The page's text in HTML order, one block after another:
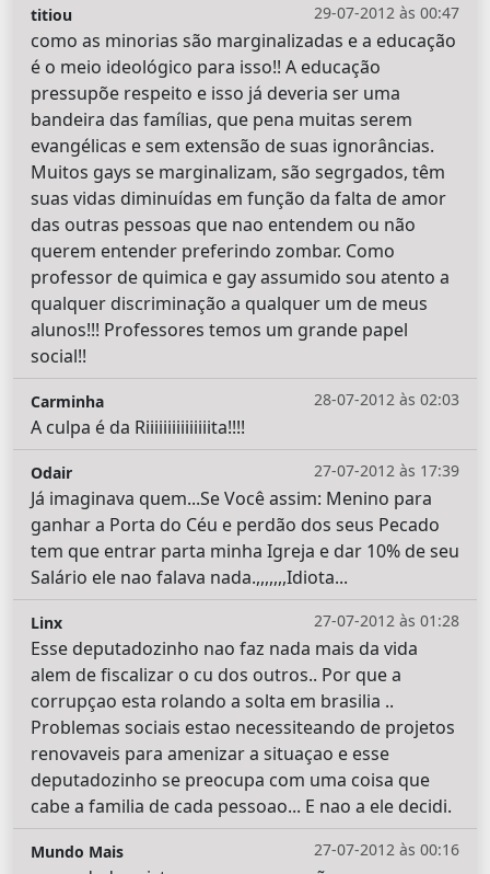
29-07-2012 às 00:47
titiou
como as minorias são marginalizadas e a educação
é o meio ideológico para isso!! A educação
pressupõe respeito e isso já deveria ser uma
bandeira das famílias, que pena muitas serem
evangélicas e sem extensão de suas ignorâncias.
Muitos gays se marginalizam, são segrgados, têm
suas vidas diminuídas em função da falta de amor
das outras pessoas que nao entendem ou não
querem entender preferindo zombar. Como
professor de quimica e gay assumido sou atento a
qualquer discriminação a qualquer um de meus
alunos!!! Professores temos um grande papel
social!!
28-07-2012 às 02:03
Carminha
A culpa é da Riiiiiiiiiiiiiiita!!!!
27-07-2012 às 17:39
Odair
Já imaginava quem...Se Você assim: Menino para
ganhar a Porta do Céu e perdão dos seus Pecado
tem que entrar parta minha Igreja e dar 10% de seu
Salário ele nao falava nada.,,,,,,,Idiota...
27-07-2012 às 01:28
Linx
Esse deputadozinho nao faz nada mais da vida
alem de fiscalizar o cu dos outros.. Por que a
corrupçao esta rolando a solta em brasilia ..
Problemas sociais estao necessiteando de projetos
renovaveis para amenizar a situaçao e esse
deputadozinho se preocupa com uma coisa que
cabe a familia de cada pessoao... E nao a ele decidi.
27-07-2012 às 00:16
Mundo Mais